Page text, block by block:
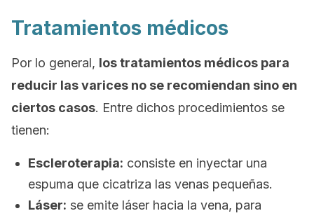
Tratamientos médicos
Por lo general, los tratamientos médicos para
reducir las varices no se recomiendan sino en
ciertos casos. Entre dichos procedimientos se
tienen:
Escleroterapia: consiste en inyectar una
espuma que cicatriza las venas pequeñas.
Láser: se emite láser hacia la vena, para